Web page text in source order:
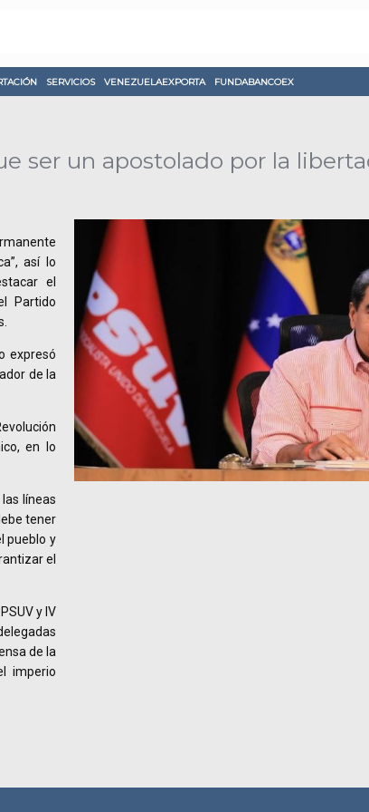
SERVICIOS VENEZUELAEXPORTA FUNDABANCOEX
ser un apostolado por la
así lo
el
Partido
expresó
de la
en lo
líneas
tener
pueblo y
el
y IV
de la
imperio